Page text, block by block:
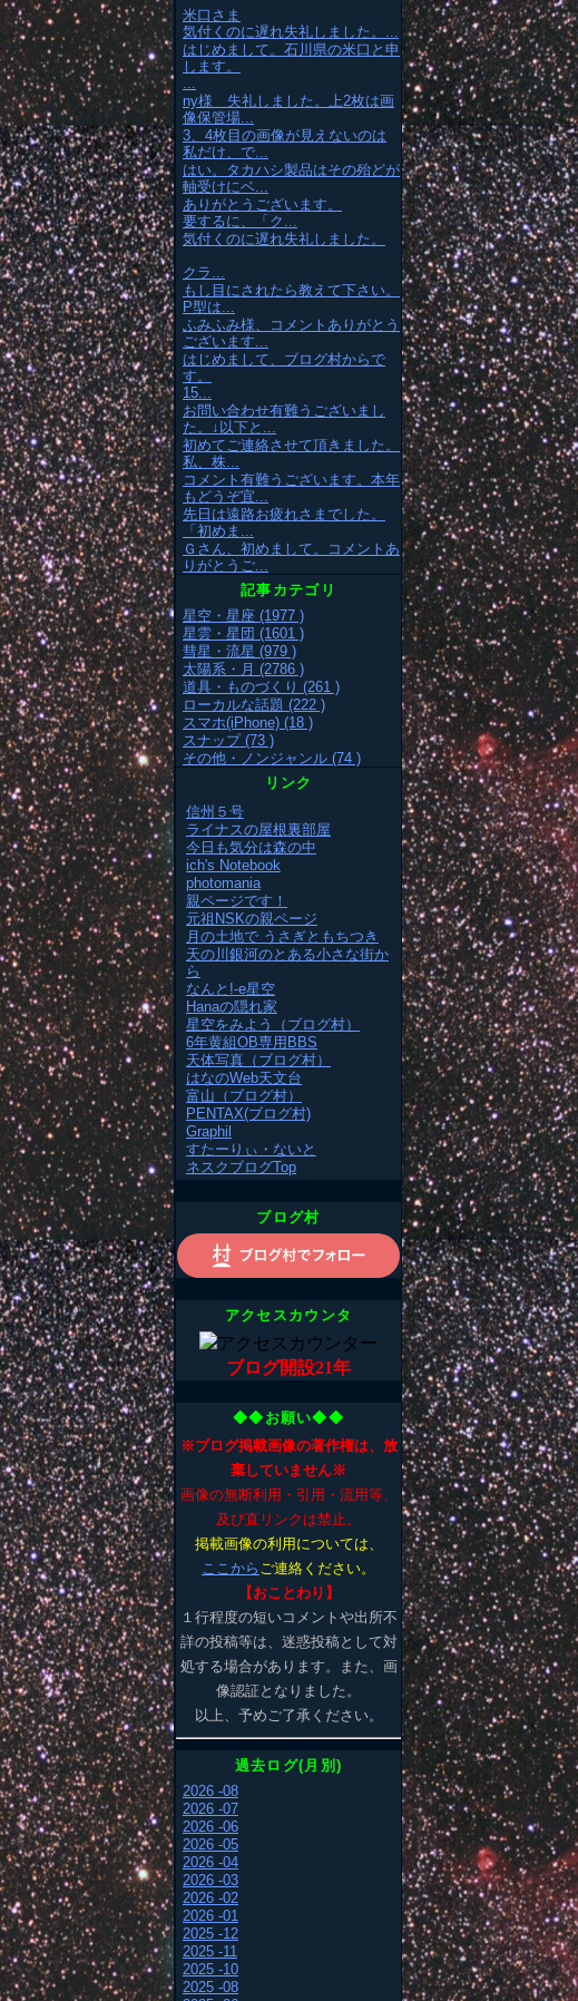
米口さま
気付くのに遅れ失礼しました。...
はじめまして。石川県の米口と申
します。
...
ny様 失礼しました。上2枚は画
像保管場...
3、4枚目の画像が見えないのは
私だけ、で...
はい。タカハシ製品はその殆どが
軸受けにベ...
ありがとうございます。
要するに、「ク...
気付くのに遅れ失礼しました。
クラ...
もし目にされたら教えて下さい。
P型は...
ふみふみ様、コメントありがとう
ございます...
はじめまして、ブログ村からで
す。
15...
お問い合わせ有難うございまし
た。↓以下と...
初めてご連絡させて頂きました。
私、株...
コメント有難うございます。本年
もどうぞ宜...
先日は遠路お疲れさまでした。
「初めま...
Ｇさん、初めまして。コメントあ
りがとうご...
記事カテゴリ
星空・星座 (1977 )
星雲・星団 (1601 )
彗星・流星 (979 )
太陽系・月 (2786 )
道具・ものづくり (261 )
ローカルな話題 (222 )
スマホ(iPhone) (18 )
スナップ (73 )
その他・ノンジャンル (74 )
リンク
信州５号
ライナスの屋根裏部屋
今日も気分は森の中
ich's Notebook
photomania
親ページです！
元祖NSKの親ページ
月の土地で うさぎともちつき
天の川銀河のとある小さな街か
ら
なんと!-e星空
Hanaの隠れ家
星空をみよう（ブログ村）
6年黄組OB専用BBS
天体写真（ブログ村）
はなのWeb天文台
富山（ブログ村）
PENTAX(ブログ村)
Graphil
すたーりぃ・ないと
ネスクブログTop
ブログ村
アクセスカウンタ
ブログ開設21年
◆◆お願い◆◆
※ブログ掲載画像の著作権は、放
棄していません※
画像の無断利用・引用・流用等、
及び直リンクは禁止。
掲載画像の利用については、
ここから ご連絡ください。
【おことわり】
１行程度の短いコメントや出所不
詳の投稿等は、迷惑投稿として対
処する場合があります。また、画
像認証となりました。
以上、予めご了承ください。
過去ログ(月別)
2026 -08
2026 -07
2026 -06
2026 -05
2026 -04
2026 -03
2026 -02
2026 -01
2025 -12
2025 -11
2025 -10
2025 -08